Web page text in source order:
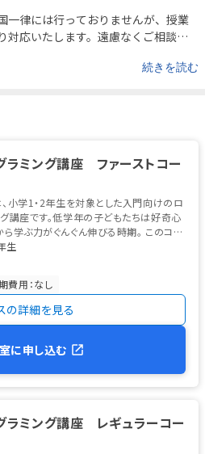
一律には行っておりませんが、授業
対応いたします。遠慮なくご相談く
続きを読む
ラミング講座 ファーストコー
小学1・2年生を対象とした入門向けのロ
講座です。低学年の子どもたちは好奇心
学ぶ力がぐんぐん伸びる時期。 このコー
...
生
費用：なし
の詳細を見る
に申し込む
ラミング講座 レギュラーコー